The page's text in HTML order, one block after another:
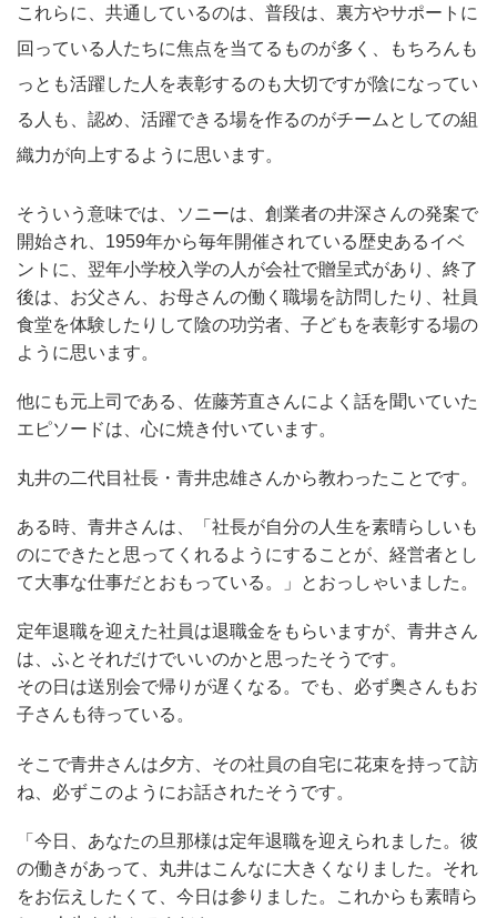
これらに、共通しているのは、普段は、裏方やサポートに
回っている人たちに焦点を当てるものが多く、もちろんも
っとも活躍した人を表彰するのも大切ですが陰になってい
る人も、認め、活躍できる場を作るのがチームとしての組
織力が向上するように思います。
そういう意味では、ソニーは、創業者の井深さんの発案で
開始され、1959年から毎年開催されている歴史あるイベ
ントに、翌年小学校入学の人が会社で贈呈式があり、終了
後は、お父さん、お母さんの働く職場を訪問したり、社員
食堂を体験したりして陰の功労者、子どもを表彰する場の
ように思います。
他にも元上司である、佐藤芳直さんによく話を聞いていた
エピソードは、心に焼き付いています。
丸井の二代目社長・青井忠雄さんから教わったことです。
ある時、青井さんは、「社長が自分の人生を素晴らしいも
のにできたと思ってくれるようにすることが、経営者とし
て大事な仕事だとおもっている。」とおっしゃいました。
定年退職を迎えた社員は退職金をもらいますが、青井さん
は、ふとそれだけでいいのかと思ったそうです。
その日は送別会で帰りが遅くなる。でも、必ず奥さんもお
子さんも待っている。
そこで青井さんは夕方、その社員の自宅に花束を持って訪
ね、必ずこのようにお話されたそうです。
「今日、あなたの旦那様は定年退職を迎えられました。彼
の働きがあって、丸井はこんなに大きくなりました。それ
をお伝えしたくて、今日は参りました。これからも素晴ら